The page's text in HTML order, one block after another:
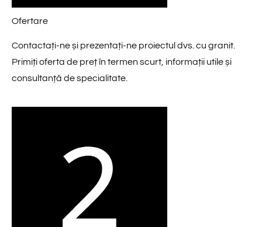
Ofertare
Contactați-ne și prezentați-ne proiectul dvs. cu granit.
Primiți oferta de preț în termen scurt, informații utile și
consultanță de specialitate.